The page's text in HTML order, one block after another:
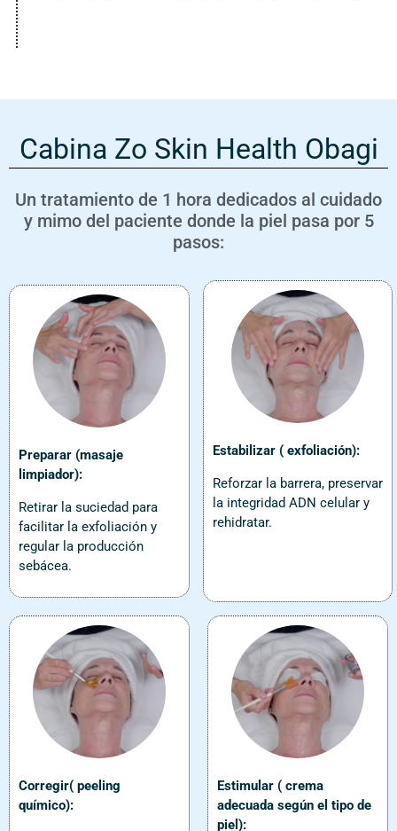
Cabina Zo Skin Health Obagi
Un tratamiento de 1 hora dedicados al cuidado
y mimo del paciente donde la piel pasa por 5
pasos:
Preparar (masaje
limpiador):
Retirar la suciedad para
facilitar la exfoliación y
regular la producción
sebácea.
Estabilizar ( exfoliación):
Reforzar la barrera, preservar
la integridad ADN celular y
rehidratar.
Corregir( peeling
químico):
Estimular ( crema
adecuada según el tipo de
piel):